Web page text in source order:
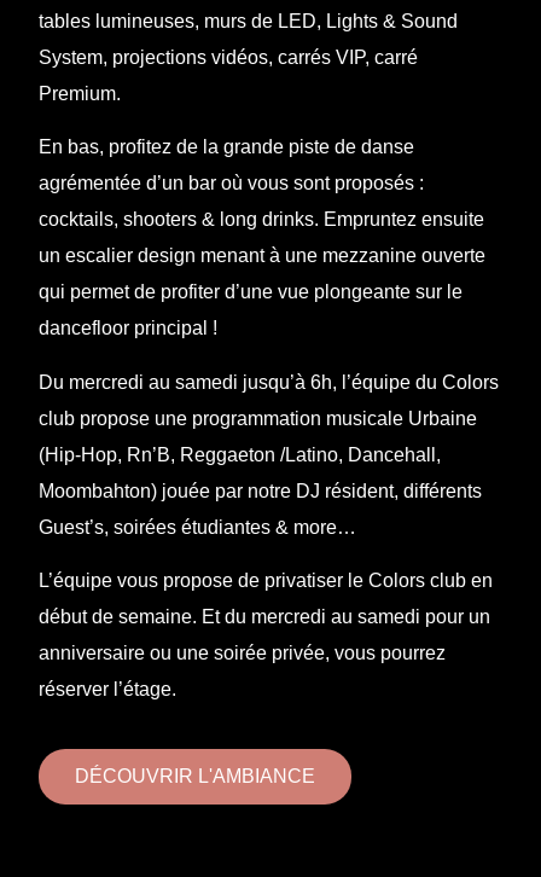
tables lumineuses, murs de LED, Lights & Sound
System, projections vidéos, carrés VIP, carré
Premium.
En bas, profitez de la grande piste de danse
agrémentée d’un bar où vous sont proposés :
cocktails, shooters & long drinks. Empruntez ensuite
un escalier design menant à une mezzanine ouverte
qui permet de profiter d’une vue plongeante sur le
dancefloor principal !
Du mercredi au samedi jusqu’à 6h, l’équipe du Colors
club propose une programmation musicale Urbaine
(Hip-Hop, Rn’B, Reggaeton /Latino, Dancehall,
Moombahton) jouée par notre DJ résident, différents
Guest’s, soirées étudiantes & more…
L’équipe vous propose de privatiser le Colors club en
début de semaine. Et du mercredi au samedi pour un
anniversaire ou une soirée privée, vous pourrez
réserver l’étage.
DÉCOUVRIR L'AMBIANCE